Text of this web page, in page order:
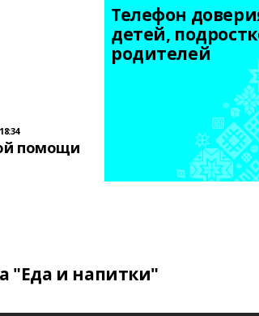
помощи
Телефон
детей,
родителей
"Еда и напитки"